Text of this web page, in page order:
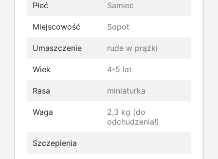
Płeć Samiec
Miejscowość Sopot
Umaszczenie rude w prążki
Wiek 4-5 lat
Rasa miniaturka
Waga
2,3 kg (do
odchudzenia!)
Szczepienia